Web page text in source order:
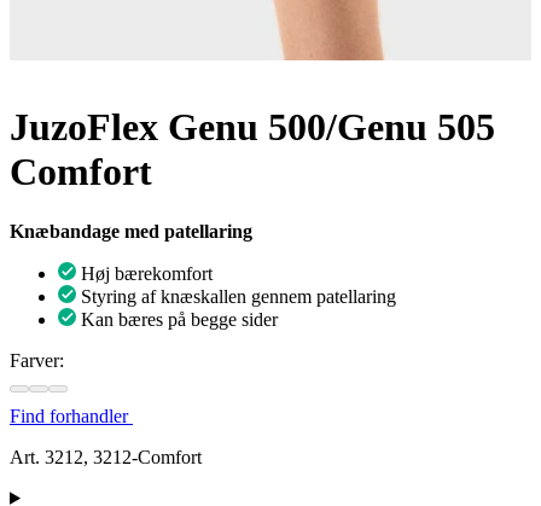
JuzoFlex Genu 500/Genu 505
Comfort
Knæbandage med patellaring
Høj bærekomfort
Styring af knæskallen gennem patellaring
Kan bæres på begge sider
Farver:
Find forhandler
Art. 3212, 3212-Comfort